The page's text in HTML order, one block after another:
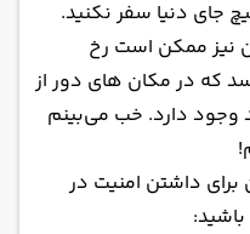
جای دنیا سفر نکنید.
نیز ممکن است رخ
که در مکان های دور از
وجود دارد. خب می‌بینم
برای داشتن امنیت در
باشید: